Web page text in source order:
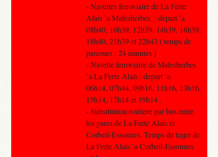
- Navettes ferroviaire de La Ferte
Alais `a Malesherbes. : depart `a
08h40, 10h39, 12h39, 14h39, 16h39,
18h40, 21h39 et 22h43 ( temps de
parcours : 24 minutes )
- Navette ferroviaire de Malesherbes
`a La Ferte Alais : depart `a
06h14, 07h44, 09h16, 11h16, 13h16,
15h14, 17h14 et 19h14 .
- Substitution routiere par bus entre
les gares de La Ferte Alais et
Corbeil-Essonnes. Temps de trajet de
La Ferte Alais `a Corbeil-Essonnes